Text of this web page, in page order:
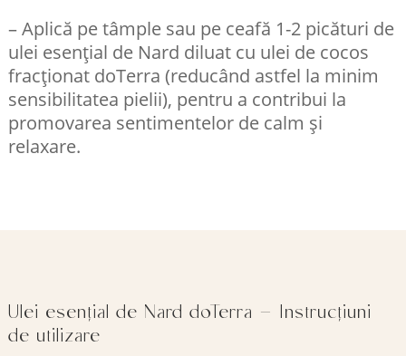
– Aplică pe tâmple sau pe ceafă 1-2 picături de
ulei esențial de Nard diluat cu ulei de cocos
fracționat doTerra (reducând astfel la minim
sensibilitatea pielii), pentru a contribui la
promovarea sentimentelor de calm și
relaxare.
Ulei esențial de Nard doTerra – Instrucțiuni
de utilizare